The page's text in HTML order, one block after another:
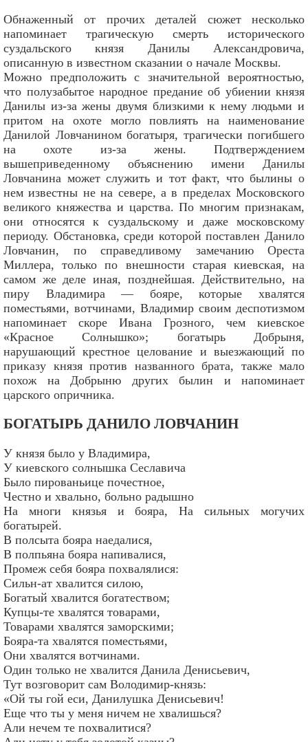
Обнаженный от прочих деталей сюжет несколько
напоминает трагическую смерть исторического
суздальского князя Данилы Александровича,
описанную в известном сказании о начале Москвы.
Можно предположить с значительной вероятностью,
что полузабытое народное предание об убиении князя
Данилы из-за жены двумя близкими к нему людьми и
притом на охоте могло повлиять на наименование
Данилой Ловчанином богатыря, трагически погибшего
на охоте из-за жены. Подтверждением
вышеприведенному объяснению имени Данилы
Ловчанина может служить и тот факт, что былины о
нем известны не на севере, а в пределах Московского
великого княжества и царства. По многим признакам,
они относятся к суздальскому и даже московскому
периоду. Обстановка, среди которой поставлен Данило
Ловчанин, по справедливому замечанию Ореста
Миллера, только по внешности старая киевская, на
самом же деле иная, позднейшая. Действительно, на
пиру Владимира — бояре, которые хвалятся
поместьями, вотчинами, Владимир своим деспотизмом
напоминает скоре Ивана Грозного, чем киевское
«Красное Солнышко»; богатырь Добрыня,
нарушающий крестное целование и выезжающий по
приказу князя против названного брата, также мало
похож на Добрыню других былин и напоминает
царского опричника.
БОГАТЫРЬ ДАНИЛО ЛОВЧАНИН
У князя было у Владимира,
У киевского солнышка Сеславича
Было пированьице почестное,
Честно и хвально, больно радышно
На многи князья и бояра, На сильных могучих
богатырей.
В полсыта бояра наедалися,
В полпьяна бояра напивалися,
Промеж себя бояра похвалялися:
Сильн-ат хвалится силою,
Богатый хвалится богатеством;
Купцы-те хвалятся товарами,
Товарами хвалятся заморскими;
Бояра-та хвалятся поместьями,
Они хвалятся вотчинами.
Один только не хвалится Данила Денисьевич,
Тут возговорит сам Володимир-князь:
«Ой ты гой еси, Данилушка Денисьевич!
Еще что ты у меня ничем не хвалишься?
Али нечем те похвалитися?